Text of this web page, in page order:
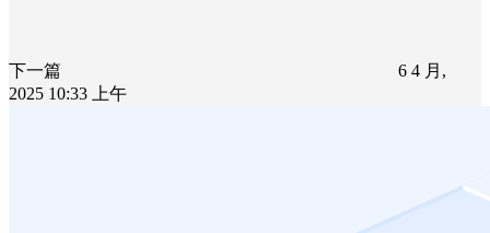
下一篇
6 4 月,
2025 10:33 上午